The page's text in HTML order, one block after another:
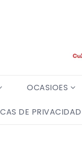
OCASIOES
DE